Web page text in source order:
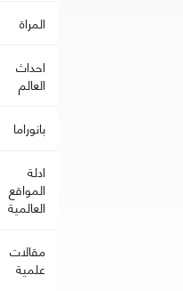
المراة
احداث
العالم
بانوراما
ادلة
المواقع
العالمية
مقالات
علمية